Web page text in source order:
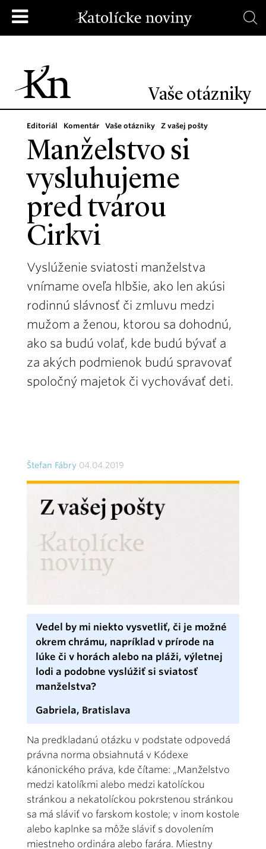
Vaše otázniky
Editoriál Komentár Vaše otázniky Z vašej pošty
Manželstvo si
vysluhujeme
pred tvárou
Cirkvi
Vyslúženie sviatosti manželstva
vnímame oveľa hlbšie, ako len akúsi
rodinnú slávnosť či zmluvu medzi
mužom a ženou, ktorou sa dohodnú,
ako sa budú volať, kde budú bývať a
za akých podmienok budú spravovať
spoločný majetok či vychovávať deti.
Štefan Fábry 04.04.2019
Vedel by mi niekto vysvetliť, či je možné
okrem chrámu, napríklad v prírode na
lúke či v horách alebo na pláži, výletnej
lodi a podobne vyslúžiť si sviatosť
manželstva?
Gabriela, Bratislava
Na predkladanú otázku v podstate odpovedá
právna norma obsiahnutá v Kódexe
kánonického práva, kde čítame: „Manželstvo
medzi katolíkmi alebo medzi katolíckou
stránkou a nekatolíckou pokrstenou stránkou
sa má sláviť vo farskom kostole; v inom kostole
alebo kaplnke sa môže sláviť s dovolením
miestneho ordinára alebo farára. Miestny